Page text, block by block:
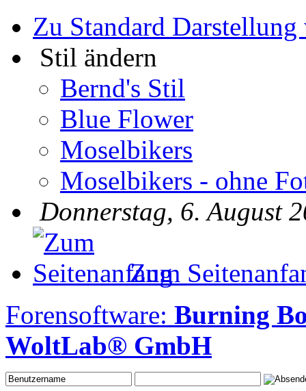
Zu Standard Darstellung
Stil ändern
Bernd's Stil
Blue Flower
Moselbikers
Moselbikers - ohne
Donnerstag, 6. August
Zum
Forensoftware: Burning
WoltLab® GmbH